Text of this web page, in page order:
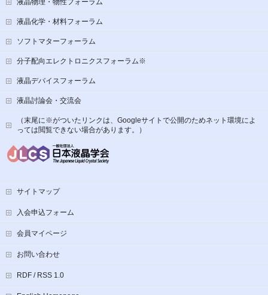
液晶物理・物性フォーラム
液晶化学・材料フォーラム
ソフトマターフォーラム
分子配向エレクトロニクスフォーラム※
液晶デバイスフォーラム
液晶討論会・交流会
（末尾に※がついたリンクは、Googleサイトで公開のためネット環境によ
っては閲覧できない場合があります。）
サイトマップ
入会申込フォーム
会員マイページ
お問い合わせ
RDF / RSS 1.0